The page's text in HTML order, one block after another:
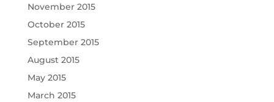
November 2015
October 2015
September 2015
August 2015
May 2015
March 2015